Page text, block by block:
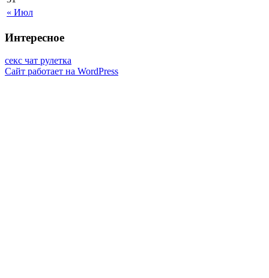
« Июл
Интересное
секс чат рулетка
Сайт работает на WordPress